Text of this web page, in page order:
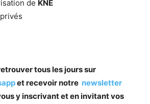
de KNE
tous les jours sur
et recevoir notre newsletter
y inscrivant et en invitant vos